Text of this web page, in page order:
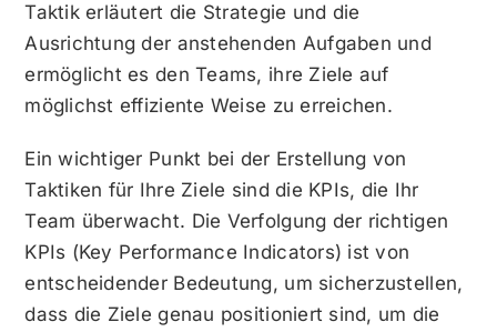
Taktik erläutert die Strategie und die
Ausrichtung der anstehenden Aufgaben und
ermöglicht es den Teams, ihre Ziele auf
möglichst effiziente Weise zu erreichen.
Ein wichtiger Punkt bei der Erstellung von
Taktiken für Ihre Ziele sind die KPIs, die Ihr
Team überwacht. Die Verfolgung der richtigen
KPIs (Key Performance Indicators) ist von
entscheidender Bedeutung, um sicherzustellen,
dass die Ziele genau positioniert sind, um die